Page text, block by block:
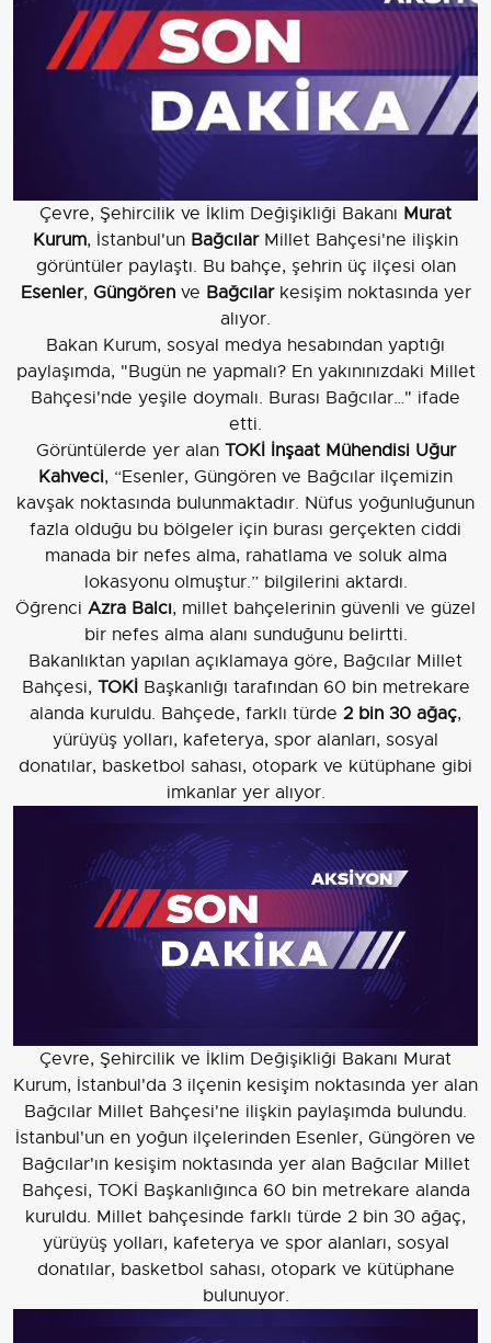
Çevre, Şehircilik ve İklim Değişikliği Bakanı Murat
Kurum, İstanbul'un BağcılarMillet Bahçesi'ne ilişkin
görüntüler paylaştı. Bu bahçe, şehrin üç ilçesi olan
Esenler, Güngörenve Bağcılarkesişim noktasında yer
alıyor.
Bakan Kurum, sosyal medya hesabından yaptığı
paylaşımda, "Bugün ne yapmalı? En yakınınızdaki Millet
Bahçesi'nde yeşile doymalı. Burası Bağcılar…" ifade
etti.
Görüntülerde yer alan TOKİ İnşaat Mühendisi Uğur
Kahveci, “Esenler, Güngören ve Bağcılar ilçemizin
kavşak noktasında bulunmaktadır. Nüfus yoğunluğunun
fazla olduğu bu bölgeler için burası gerçekten ciddi
manada bir nefes alma, rahatlama ve soluk alma
lokasyonu olmuştur.” bilgilerini aktardı.
Öğrenci Azra Balcı, millet bahçelerinin güvenli ve güzel
bir nefes alma alanı sunduğunu belirtti.
Bakanlıktan yapılan açıklamaya göre, Bağcılar Millet
Bahçesi, TOKİ Başkanlığı tarafından 60 bin metrekare
alanda kuruldu. Bahçede, farklı türde 2 bin 30 ağaç,
yürüyüş yolları, kafeterya, spor alanları, sosyal
donatılar, basketbol sahası, otopark ve kütüphane gibi
imkanlar yer alıyor.
Çevre, Şehircilik ve İklim Değişikliği Bakanı Murat
Kurum, İstanbul'da 3 ilçenin kesişim noktasında yer alan
Bağcılar Millet Bahçesi'ne ilişkin paylaşımda bulundu.
İstanbul'un en yoğun ilçelerinden Esenler, Güngören ve
Bağcılar'ın kesişim noktasında yer alan Bağcılar Millet
Bahçesi, TOKİ Başkanlığınca 60 bin metrekare alanda
kuruldu. Millet bahçesinde farklı türde 2 bin 30 ağaç,
yürüyüş yolları, kafeterya ve spor alanları, sosyal
donatılar, basketbol sahası, otopark ve kütüphane
bulunuyor.